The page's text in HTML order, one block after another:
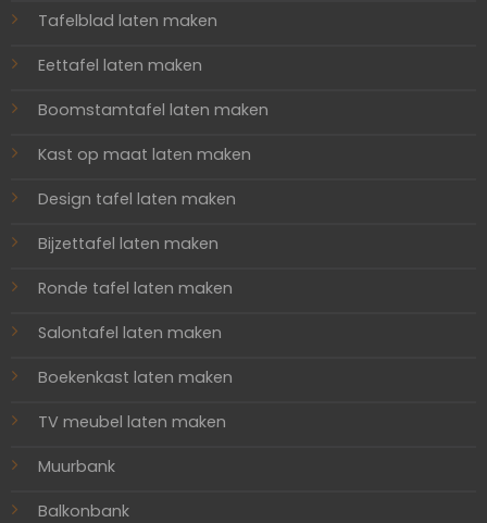
Tafelblad laten maken
Eettafel laten maken
Boomstamtafel laten maken
Kast op maat laten maken
Design tafel laten maken
Bijzettafel laten maken
Ronde tafel laten maken
Salontafel laten maken
Boekenkast laten maken
TV meubel laten maken
Muurbank
Balkonbank